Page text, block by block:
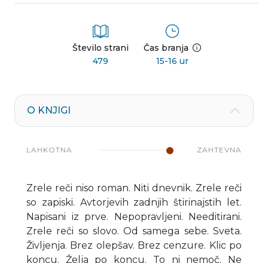
Število strani
479
Čas branja
15-16 ur
O KNJIGI
LAHKOTNA ZAHTEVNA
Zrele reči niso roman. Niti dnevnik. Zrele reči
so zapiski. Avtorjevih zadnjih štirinajstih let.
Napisani iz prve. Nepopravljeni. Needitirani.
Zrele reči so slovo. Od samega sebe. Sveta.
Življenja. Brez olepšav. Brez cenzure. Klic po
koncu. Želja po koncu. To ni nemoč. Ne